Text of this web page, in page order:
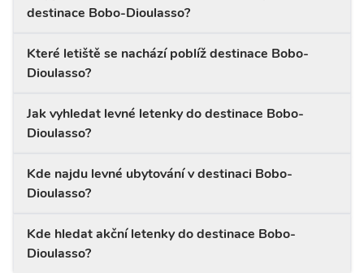
destinace Bobo-Dioulasso?
Které letiště se nachází poblíž destinace Bobo-
Dioulasso?
Jak vyhledat levné letenky do destinace Bobo-
Dioulasso?
Kde najdu levné ubytování v destinaci Bobo-
Dioulasso?
Kde hledat akční letenky do destinace Bobo-
Dioulasso?